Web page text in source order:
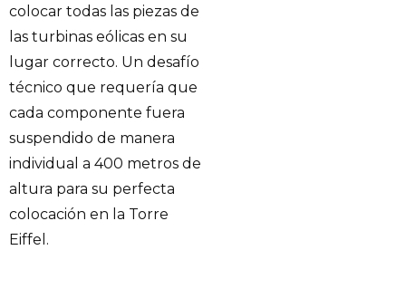
colocar todas las piezas de
las turbinas eólicas en su
lugar correcto. Un desafío
técnico que requería que
cada componente fuera
suspendido de manera
individual a 400 metros de
altura para su perfecta
colocación en la Torre
Eiffel.